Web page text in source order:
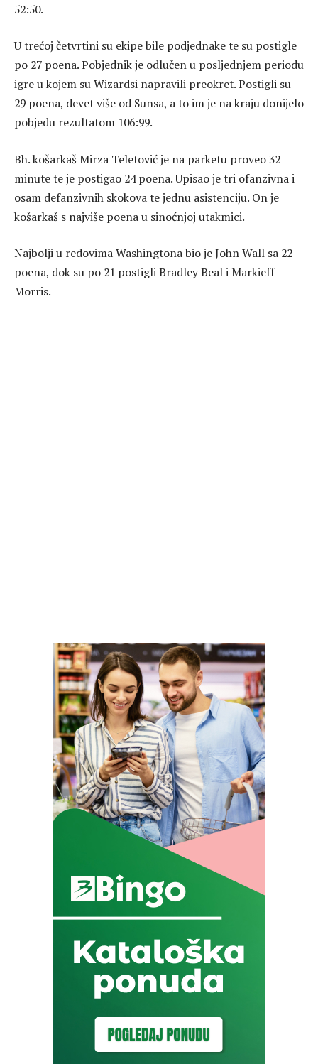
52:50.
U trećoj četvrtini su ekipe bile podjednake te su postigle
po 27 poena. Pobjednik je odlučen u posljednjem periodu
igre u kojem su Wizardsi napravili preokret. Postigli su
29 poena, devet više od Sunsa, a to im je na kraju donijelo
pobjedu rezultatom 106:99.
Bh. košarkaš Mirza Teletović je na parketu proveo 32
minute te je postigao 24 poena. Upisao je tri ofanzivna i
osam defanzivnih skokova te jednu asistenciju. On je
košarkaš s najviše poena u sinoćnjoj utakmici.
Najbolji u redovima Washingtona bio je John Wall sa 22
poena, dok su po 21 postigli Bradley Beal i Markieff
Morris.